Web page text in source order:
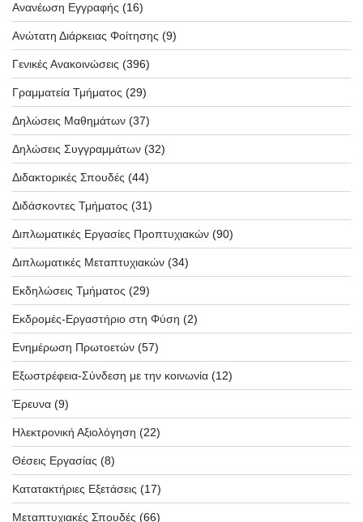
Ανανέωση Εγγραφής (16)
Ανώτατη Διάρκειας Φοίτησης (9)
Γενικές Ανακοινώσεις (396)
Γραμματεία Τμήματος (29)
Δηλώσεις Μαθημάτων (37)
Δηλώσεις Συγγραμμάτων (32)
Διδακτορικές Σπουδές (44)
Διδάσκοντες Τμήματος (31)
Διπλωματικές Εργασίες Προπτυχιακών (90)
Διπλωματικές Μεταπτυχιακών (34)
Εκδηλώσεις Τμήματος (29)
Εκδρομές-Εργαστήριο στη Φύση (2)
Ενημέρωση Πρωτοετών (57)
Εξωστρέφεια-Σύνδεση με την κοινωνία (12)
Έρευνα (9)
Ηλεκτρονική Αξιολόγηση (22)
Θέσεις Εργασίας (8)
Κατατακτήριες Εξετάσεις (17)
Μεταπτυχιακές Σπουδές (66)